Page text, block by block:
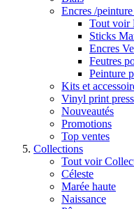
Encres /
Tout voir
Sticks
Encres
Feutres
Peinture
Kits et
Vinyl print press
Nouveautés
Promotions
Top ventes
Collections
Tout voir
Céleste
Marée haute
Naissance